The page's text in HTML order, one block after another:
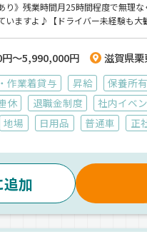
り》残業時間月25時間程度で無理
ますよ♪【ドライバー未経験も大
～5,990,000円 滋賀県栗
作業着貸与 昇給 保養所有
休 退職金制度 社内イベ
地場 日用品 普通車 正
加